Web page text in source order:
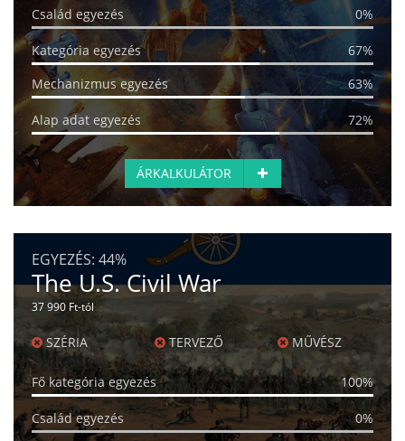
Család egyezés 0%
Kategória egyezés
67%
Mechanizmus egyezés
63%
Alap adat egyezés 72%
ÁRKALKULÁTOR
EGYEZÉS: 44%
The U.S. Civil War
37 990 Ft-tól
SZÉRIA TERVEZŐ MŰVÉSZ
Fő kategória egyezés 100%
Család egyezés 0%